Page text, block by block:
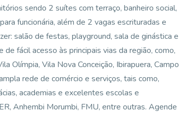
sendo 2 suítes com terraço, banheiro social,
funcionária, além de 2 vagas escrituradas e
salão de festas, playground, sala de ginástica e
fácil acesso às principais vias da região, como,
Olímpia, Vila Nova Conceição, Ibirapuera, Campo
rede de comércio e serviços, tais como,
academias e excelentes escolas e
Anhembi Morumbi, FMU, entre outras. Agende